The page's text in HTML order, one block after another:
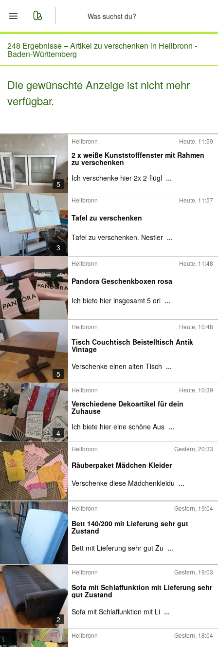
Start
Merkliste
Nachrichten
248 Ergebnisse –Artikel zu verschenken in Heilbronn -
Baden-Württemberg
Die gewünschte Anzeige ist nicht mehr
verfügbar.
5
Heilbronn Heute, 11:59
2 x weiße Kunststofffenster mit Rahmen
zu verschenken
Ich verschenke hier 2x 2-flügl ...
3
Heilbronn Heute, 11:57
Tafel zu verschenken
Tafel zu verschenken. Nestler ...
Heilbronn Heute, 11:48
Pandora Geschenkboxen rosa
Ich biete hier insgesamt 5 ori ...
5
Heilbronn Heute, 10:48
Tisch Couchtisch Beistelltisch Antik
Vintage
Verschenke einen alten Tisch ...
4
Heilbronn Heute, 10:39
Verschiedene Dekoartikel für dein
Zuhause
Ich biete hier eine schöne Aus ...
Heilbronn Gestern, 20:33
Räuberpaket Mädchen Kleider
Verschenke diese Mädchenkleidu ...
Heilbronn Gestern, 19:04
Bett 140/200 mit Lieferung sehr gut
Zustand
Bett mit Lieferung sehr gut Zu ...
2
Heilbronn Gestern, 19:03
Sofa mit Schlaffunktion mit Lieferung sehr
gut Zustand
Sofa mit Schlaffunktion mit Li ...
Heilbronn Gestern, 18:04